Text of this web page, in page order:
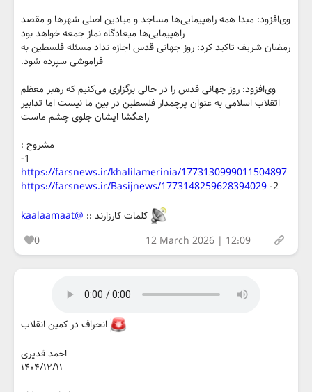
وی‌افزود: مبدا همه راهپیمایی‌ها مساجد و میادین اصلی شهرها و مقصد
راهپیمایی‌ها میعادگاه نماز جمعه خواهد بود
رمضان شریف تاکید کرد: روز جهانی قدس اجازه نداد مسئله فلسطین به
فراموشی سپرده شود.
وی‌افزود: روز جهانی قدس را در حالی برگزاری می‌کنیم که رهبر معظم
اتقلاب اسلامی به عنوان پرچمدار فلسطین در بین ما نیست اما تدابیر
راهگشا ایشان جلوی چشم ماست
مشروح :
1-
https://farsnews.ir/khalilamerinia/1773130999011504897
2-
https://farsnews.ir/Basijnews/1773148259628394029
کلمات کارزارند ::‌ @kaalaamaat
0
12 March 2026 | 12:09
انحراف در کمین انقلاب
احمد قدیری
۱۴۰۴/۱۲/۱۱